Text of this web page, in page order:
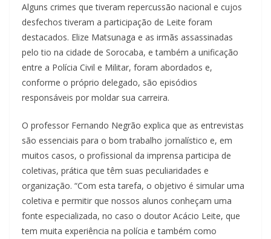
Alguns crimes que tiveram repercussão nacional e cujos
desfechos tiveram a participação de Leite foram
destacados. Elize Matsunaga e as irmãs assassinadas
pelo tio na cidade de Sorocaba, e também a unificação
entre a Polícia Civil e Militar, foram abordados e,
conforme o próprio delegado, são episódios
responsáveis por moldar sua carreira.
O professor Fernando Negrão explica que as entrevistas
são essenciais para o bom trabalho jornalístico e, em
muitos casos, o profissional da imprensa participa de
coletivas, prática que têm suas peculiaridades e
organização. “Com esta tarefa, o objetivo é simular uma
coletiva e permitir que nossos alunos conheçam uma
fonte especializada, no caso o doutor Acácio Leite, que
tem muita experiência na polícia e também como